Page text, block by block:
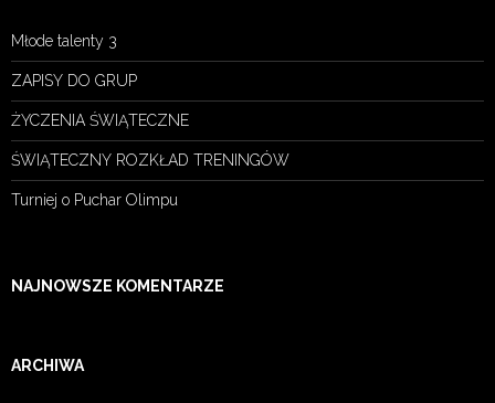
Młode talenty 3
ZAPISY DO GRUP
ŻYCZENIA ŚWIĄTECZNE
ŚWIĄTECZNY ROZKŁAD TRENINGÓW
Turniej o Puchar Olimpu
NAJNOWSZE KOMENTARZE
ARCHIWA